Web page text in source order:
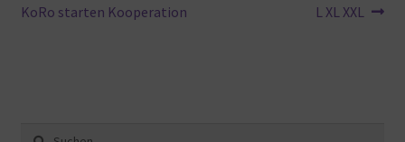
KoRo starten Kooperation
L XL XXL
Suche